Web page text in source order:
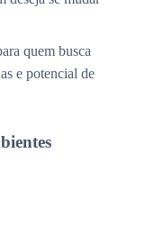
quem busca
e potencial de